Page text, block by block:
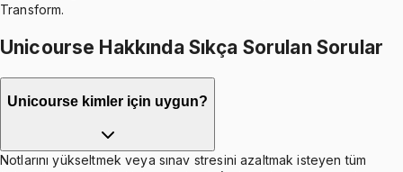
Transform.
Unicourse Hakkında Sıkça Sorulan Sorular
Unicourse kimler için uygun?
Notlarını yükseltmek veya sınav stresini azaltmak isteyen tüm